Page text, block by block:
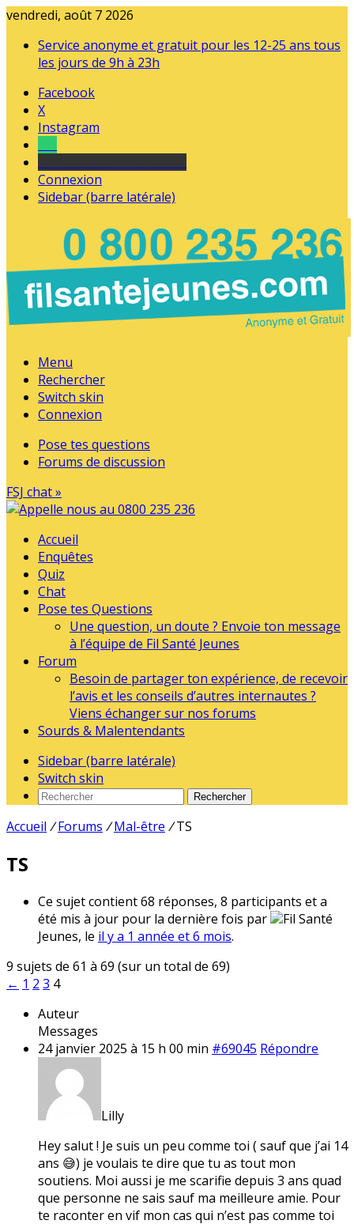
vendredi, août 7 2026
Service anonyme et gratuit pour les 12-25 ans tous
les jours de 9h à 23h
Facebook
X
Instagram
Connexion
Sidebar (barre latérale)
Menu
Rechercher
Switch skin
Connexion
Pose tes questions
Forums de discussion
FSJ chat »
Accueil
Enquêtes
Quiz
Chat
Pose tes Questions
Une question, un doute ? Envoie ton message
à l’équipe de Fil Santé Jeunes
Forum
Besoin de partager ton expérience, de recevoir
l’avis et les conseils d’autres internautes ?
Viens échanger sur nos forums
Sourds & Malentendants
Sidebar (barre latérale)
Switch skin
Rechercher
Accueil / Forums / Mal-être / TS
TS
Ce sujet contient 68 réponses, 8 participants et a
été mis à jour pour la dernière fois par
Fil Santé
Jeunes, le il y a 1 année et 6 mois.
9 sujets de 61 à 69 (sur un total de 69)
← 1 2 3 4
Auteur
Messages
24 janvier 2025 à 15 h 00 min #69045 Répondre
Lilly
Hey salut ! Je suis un peu comme toi ( sauf que j’ai 14
ans 😅) je voulais te dire que tu as tout mon
soutiens. Moi aussi je me scarifie depuis 3 ans quad
que personne ne sais sauf ma meilleure amie. Pour
te raconter en vif mon cas qui n’est pas comme toi